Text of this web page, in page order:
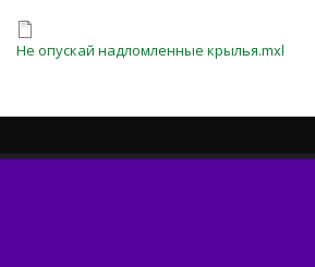
Не опускай надломленные крылья.mxl